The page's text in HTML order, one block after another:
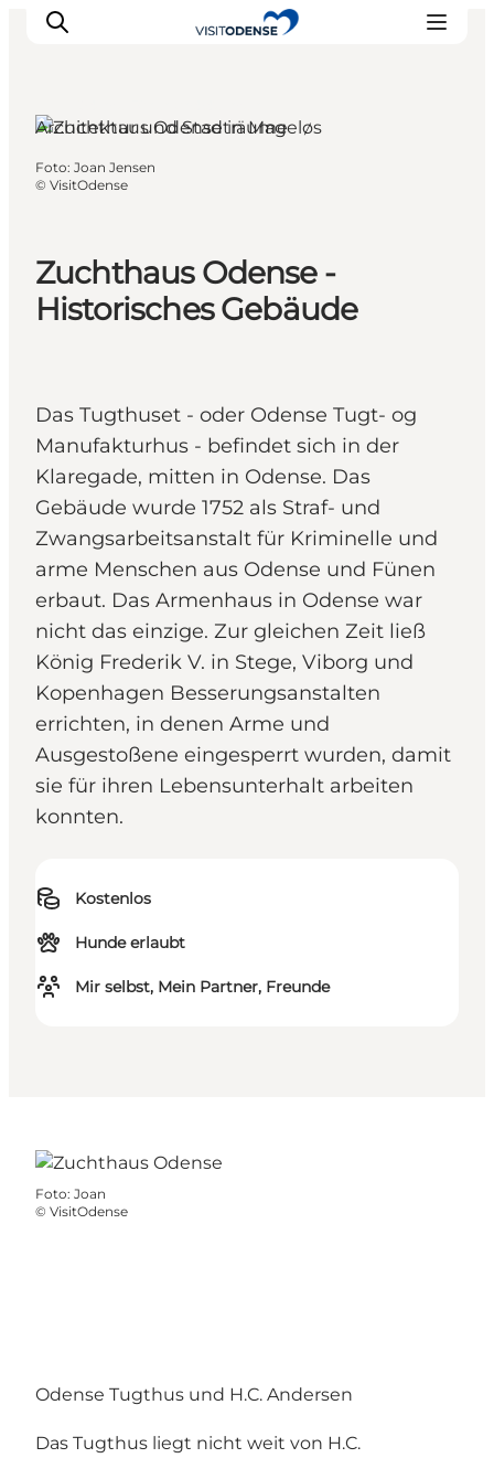
Odense erleben
Inspiration
Zuchthaus Odense -
Historisches Gebäude
Das Tugthuset - oder Odense Tugt- og
Manufakturhus - befindet sich in der
Klaregade, mitten in Odense. Das
Gebäude wurde 1752 als Straf- und
Zwangsarbeitsanstalt für Kriminelle und
arme Menschen aus Odense und Fünen
erbaut. Das Armenhaus in Odense war
nicht das einzige. Zur gleichen Zeit ließ
König Frederik V. in Stege, Viborg und
Kopenhagen Besserungsanstalten
errichten, in denen Arme und
Ausgestoßene eingesperrt wurden, damit
sie für ihren Lebensunterhalt arbeiten
konnten.
Kostenlos
Hunde erlaubt
Mir selbst, Mein Partner, Freunde
Architektur und Stadträume
Foto: Joan Jensen
© VisitOdense
Foto: Joan
© VisitOdense
Odense Tugthus und H.C. Andersen
Das Tugthus liegt nicht weit von H.C.